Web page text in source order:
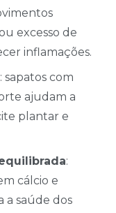
excesso de
inflamações.
: sapatos com
ajudam a
plantar e
:
cálcio e
a saúde dos